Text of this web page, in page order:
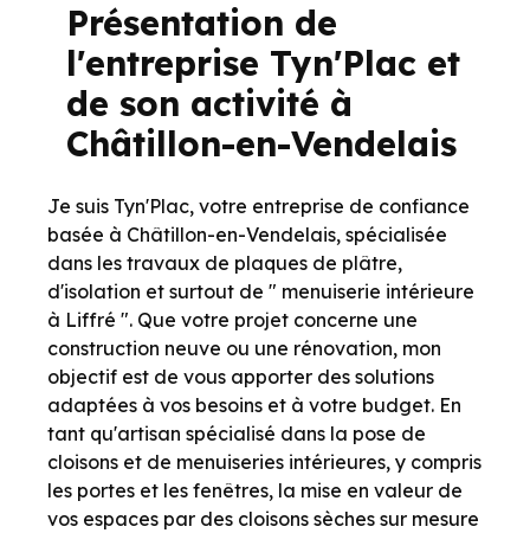
Présentation de
l'entreprise Tyn'Plac et
de son activité à
Châtillon-en-Vendelais
Je suis Tyn'Plac, votre entreprise de confiance
basée à Châtillon-en-Vendelais, spécialisée
dans les travaux de plaques de plâtre,
d'isolation et surtout de " menuiserie intérieure
à Liffré ". Que votre projet concerne une
construction neuve ou une rénovation, mon
objectif est de vous apporter des solutions
adaptées à vos besoins et à votre budget. En
tant qu'artisan spécialisé dans la pose de
cloisons et de menuiseries intérieures, y compris
les portes et les fenêtres, la mise en valeur de
vos espaces par des cloisons sèches sur mesure